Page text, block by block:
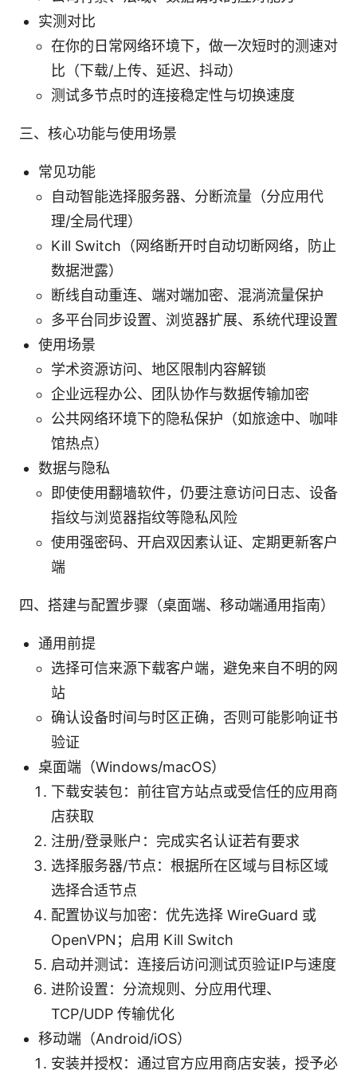
实测对比
在你的日常网络环境下，做一次短时的测速对
比（下载/上传、延迟、抖动）
测试多节点时的连接稳定性与切换速度
三、核心功能与使用场景
常见功能
自动智能选择服务器、分断流量（分应用代
理/全局代理）
Kill Switch（网络断开时自动切断网络，防止
数据泄露）
断线自动重连、端对端加密、混淌流量保护
多平台同步设置、浏览器扩展、系统代理设置
使用场景
学术资源访问、地区限制内容解锁
企业远程办公、团队协作与数据传输加密
公共网络环境下的隐私保护（如旅途中、咖啡
馆热点）
数据与隐私
即使使用翻墙软件，仍要注意访问日志、设备
指纹与浏览器指纹等隐私风险
使用强密码、开启双因素认证、定期更新客户
端
四、搭建与配置步骤（桌面端、移动端通用指南）
通用前提
选择可信来源下载客户端，避免来自不明的网
站
确认设备时间与时区正确，否则可能影响证书
验证
桌面端（Windows/macOS）
下载安装包：前往官方站点或受信任的应用商
店获取
注册/登录账户：完成实名认证若有要求
选择服务器/节点：根据所在区域与目标区域
选择合适节点
配置协议与加密：优先选择 WireGuard 或
OpenVPN；启用 Kill Switch
启动并测试：连接后访问测试页验证IP与速度
进阶设置：分流规则、分应用代理、
TCP/UDP 传输优化
移动端（Android/iOS）
安装并授权：通过官方应用商店安装，授予必